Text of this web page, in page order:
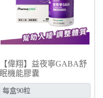
【偉翔】益夜寧GABA舒
眠機能膠囊